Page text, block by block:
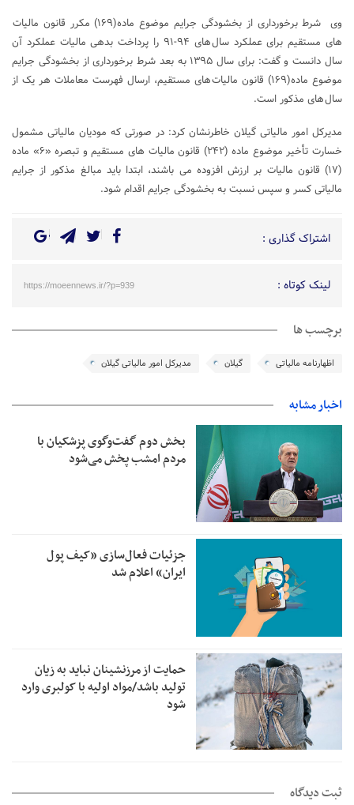
وی شرط برخورداری از بخشودگی جرایم موضوع ماده(۱۶۹) مکرر قانون مالیات
های مستقیم برای عملکرد سال های ۹۴-۹۱ را پرداخت بدهی مالیات عملکرد آن
سال دانست و گفت: برای سال ۱۳۹۵ به بعد شرط برخورداری از بخشودگی جرایم
موضوع ماده(۱۶۹) قانون مالیات های مستقیم، ارسال فهرست معاملات هر یک از
سال های مذکور است.
مدیرکل امور مالیاتی گیلان خاطرنشان کرد: در صورتی که مودیان مالیاتی مشمول
خسارت تأخیر موضوع ماده (۲۴۲) قانون مالیات های مستقیم و تبصره «۶» ماده
(۱۷) قانون مالیات بر ارزش افزوده می باشند، ابتدا باید مبالغ مذکور از جرایم
مالیاتی کسر و سپس نسبت به بخشودگی جرایم اقدام شود.
اشتراک گذاری :
لینک کوتاه : https://moeennews.ir/?p=939
برچسب ها
اظهارنامه مالیاتی گیلان مدیرکل امور مالیاتی گیلان
اخبار مشابه
بخش دوم گفت‌وگوی پزشکیان با
مردم امشب پخش می‌شود
جزئیات فعال‌سازی «کیف پول
ایران» اعلام شد
حمایت از مرزنشینان نباید به زیان
تولید باشد/مواد اولیه با کولبری وارد
شود
ثبت دیدگاه